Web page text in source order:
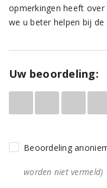
opmerkingen heeft
we u beter helpen bij de
Uw beoordeling:
Beoordeling
worden niet vermeld)